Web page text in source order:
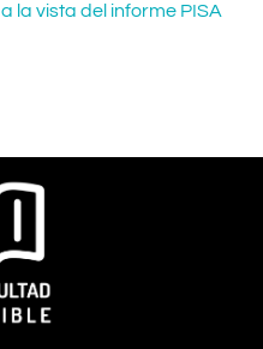
la vista del informe PISA